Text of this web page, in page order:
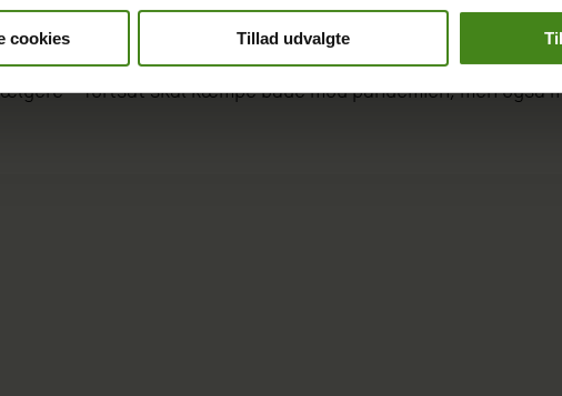
cookies Tillad udvalgte
som muliggør, at milliardærerne kan blive endnu
– fortsat skal kæmpe både mod pandemien, men også